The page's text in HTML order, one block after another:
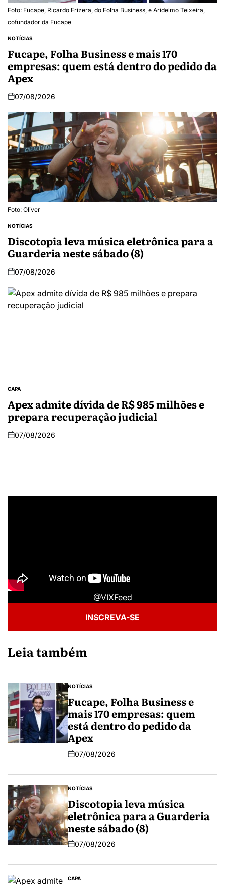
Foto: Fucape, Ricardo Frizera, do Folha Business, e Aridelmo Teixeira,
cofundador da Fucape
NOTÍCIAS
Fucape, Folha Business e mais 170
empresas: quem está dentro do pedido da
Apex
07/08/2026
Foto: Oliver
NOTÍCIAS
Discotopia leva música eletrônica para a
Guarderia neste sábado (8)
07/08/2026
CAPA
Apex admite dívida de R$ 985 milhões e
prepara recuperação judicial
07/08/2026
@VIXFeed
INSCREVA-SE
Leia também
NOTÍCIAS
Fucape, Folha Business e
mais 170 empresas: quem
está dentro do pedido da
Apex
07/08/2026
NOTÍCIAS
Discotopia leva música
eletrônica para a Guarderia
neste sábado (8)
07/08/2026
CAPA